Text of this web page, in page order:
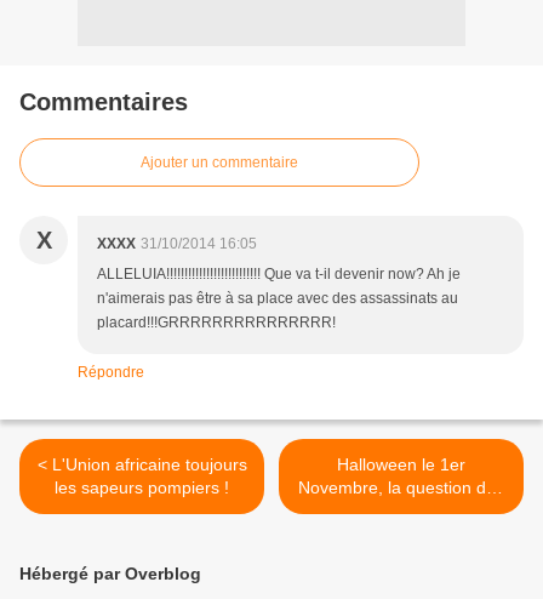
Commentaires
Ajouter un commentaire
X XXXX 31/10/2014 16:05
ALLELUIA!!!!!!!!!!!!!!!!!!!!!!!!!! Que va t-il devenir now? Ah je
n'aimerais pas être à sa place avec des assassinats au
placard!!!GRRRRRRRRRRRRRRR!
Répondre
< L'Union africaine toujours
les sapeurs pompiers !
Halloween le 1er
Novembre, la question des
Mindjoula toujours pas
Hébergé par Overblog